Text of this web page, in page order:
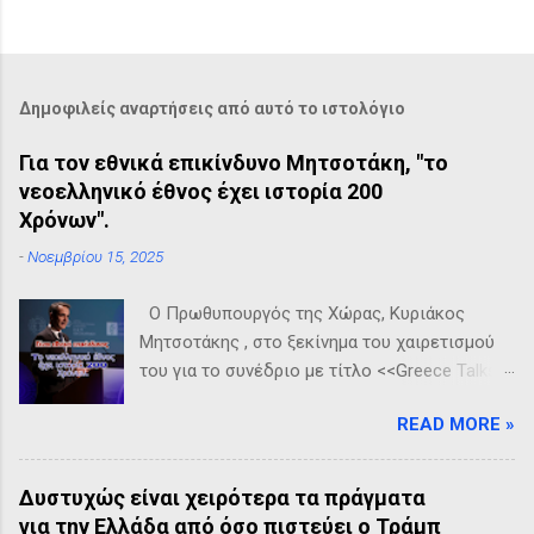
Δημοφιλείς αναρτήσεις από αυτό το ιστολόγιο
Για τον εθνικά επικίνδυνο Μητσοτάκη, "το
νεοελληνικό έθνος έχει ιστορία 200
Χρόνων".
-Νοεμβρίου 15, 2025
Ο Πρωθυπουργός της Χώρας, Κυριάκος
Μητσοτάκης , στο ξεκίνημα του χαιρετισμού
του για το συνέδριο με τίτλο <<Greece Talks
Connection>> δήλωσε χαρακτηριστικά, πως
το νεοελληνικό έθνος έχει ιστορία 200
Χρόνων. Και μας άφησε όλους με το στόμα
ανοικτό, βέβαια δεν είναι η πρώτη
READ MORE »
Δυστυχώς είναι χειρότερα τα πράγματα
για την Ελλάδα από όσο πιστεύει ο Τράμπ